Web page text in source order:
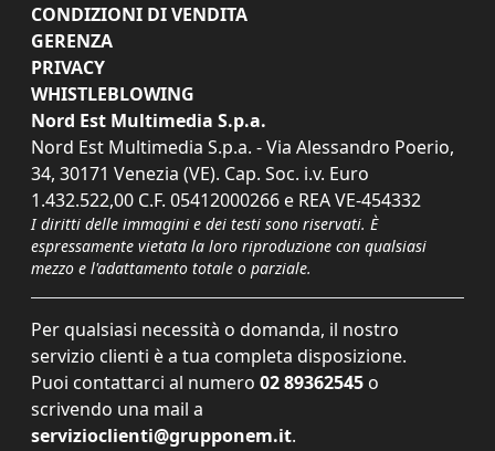
CONDIZIONI DI VENDITA
GERENZA
PRIVACY
WHISTLEBLOWING
Nord Est Multimedia S.p.a.
Nord Est Multimedia S.p.a. - Via Alessandro Poerio,
34, 30171 Venezia (VE). Cap. Soc. i.v. Euro
1.432.522,00 C.F. 05412000266 e REA VE-454332
I diritti delle immagini e dei testi sono riservati. È
espressamente vietata la loro riproduzione con qualsiasi
mezzo e l'adattamento totale o parziale.
Per qualsiasi necessità o domanda, il nostro
servizio clienti è a tua completa disposizione.
Puoi contattarci al numero 02 89362545 o
scrivendo una mail a
servizioclienti@grupponem.it.